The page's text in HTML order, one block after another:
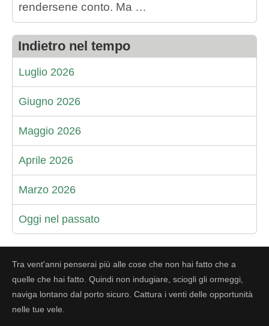
rendersene conto. Ma …
Indietro nel tempo
Luglio 2026
Giugno 2026
Maggio 2026
Aprile 2026
Marzo 2026
Oggi nel passato
Tra vent'anni penserai più alle cose che non hai fatto che a
quelle che hai fatto. Quindi non indugiare, sciogli gli ormeggi,
naviga lontano dal porto sicuro. Cattura i venti delle opportunità
nelle tue vele.